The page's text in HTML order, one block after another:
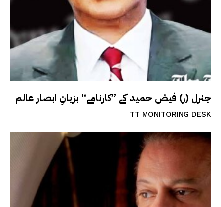
جنرل (ر) فیض حمید کے ”کارنامے“ بزبانِ ابصار عالم
TT MONITORING DESK